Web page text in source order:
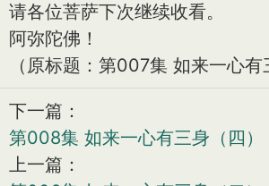
请各位菩萨下次继续收看。
阿弥陀佛！
（原标题：第007集 如来一心有
下一篇：
第008集 如来一心有三身（四）
上一篇：